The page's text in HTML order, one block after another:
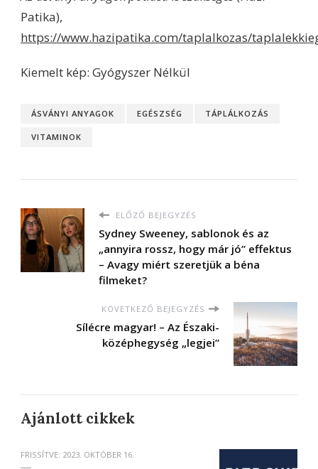
Patika),
https://www.hazipatika.com/taplalkozas/
Kiemelt kép: Gyógyszer Nélkül
ÁSVÁNYI ANYAGOK EGÉSZSÉG TÁPLÁLKOZÁS
VITAMINOK
ELŐZŐ BEJEGYZÉS
Sydney Sweeney, sablonok és az
„annyira rossz, hogy már jó” effektus
– Avagy miért szeretjük a béna
filmeket?
KÖVETKEZŐ BEJEGYZÉS
Sílécre magyar! – Az Északi-
középhegység „legjei”
Ajánlott cikkek
FRISSÍTVE: 2023. OKTÓBER 16.